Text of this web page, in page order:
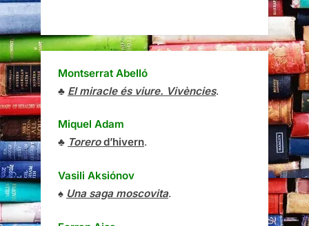
Montserrat Abelló
♣ El miracle és viure. Vivències.
Miquel Adam
♣ Torerod’hivern.
Vasili Aksiónov
♠ Una saga moscovita.